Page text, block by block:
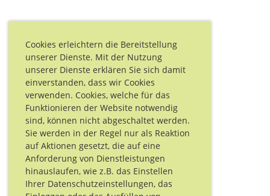
Cookies erleichtern die Bereitstellung
unserer Dienste. Mit der Nutzung
unserer Dienste erklären Sie sich damit
einverstanden, dass wir Cookies
verwenden. Cookies, welche für das
Funktionieren der Website notwendig
sind, können nicht abgeschaltet werden.
Sie werden in der Regel nur als Reaktion
auf Aktionen gesetzt, die auf eine
Anforderung von Dienstleistungen
hinauslaufen, wie z.B. das Einstellen
Ihrer Datenschutzeinstellungen, das